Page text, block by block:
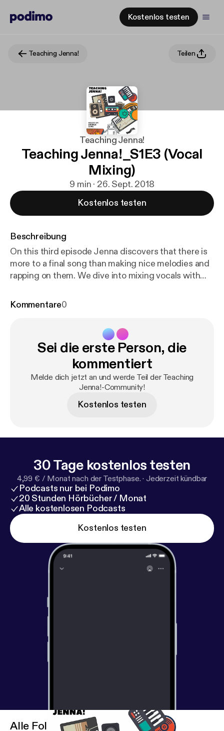
Kostenlos testen
Teaching Jenna! Teilen
Teaching Jenna!
Teaching Jenna!_S1E3 (Vocal
Mixing)
9 min · 26. Sept. 2018
Kostenlos testen
Beschreibung
On this third episode Jenna discovers that there is
more to a final song than making nice melodies and
rapping on them. We dive into mixing vocals with
Kommentare0
Sei die erste Person, die
kommentiert
Melde dich jetzt an und werde Teil der Teaching
Jenna!-Community!
Kostenlos testen
30 Tage kostenlos testen
4,99 € / Monat nach der Testphase. · Jederzeit kündbar
Podcasts nur bei Podimo
20 Stunden Hörbücher / Monat
Alle kostenlosen Podcasts
Kostenlos testen
Alle Folgen